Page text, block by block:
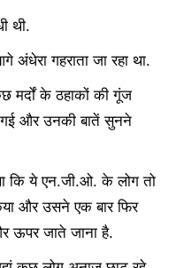
थी.
गहराता जा रहा था.
मर्दों के ठहाकों की गूंज
और उनकी बातें सुनने
कि ये एन.जी.ओ. के लोग तो
और उसने एक बार फिर
ऊपर जाते जाना है.